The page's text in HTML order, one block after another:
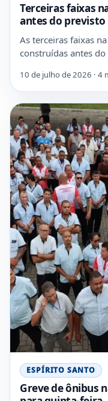
Terceiras faixas
antes do previsto
As terceiras faixas
construídas antes
10 de julho de 2026 · 4
ESPÍRITO SANTO
Greve de ônibus